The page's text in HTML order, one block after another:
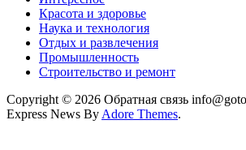
Красота и здоровье
Наука и технология
Отдых и развлечения
Промышленность
Строительство и ремонт
Copyright © 2026 Обратная связь
Express News By Adore Themes.